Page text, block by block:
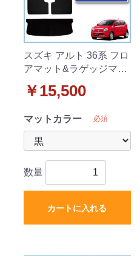
スズキ アルト 36系 フロ
アマット&ラゲッジマッ
マツダ キャロル
￥15,500
マットカラー 必須
数量
カートに入れる